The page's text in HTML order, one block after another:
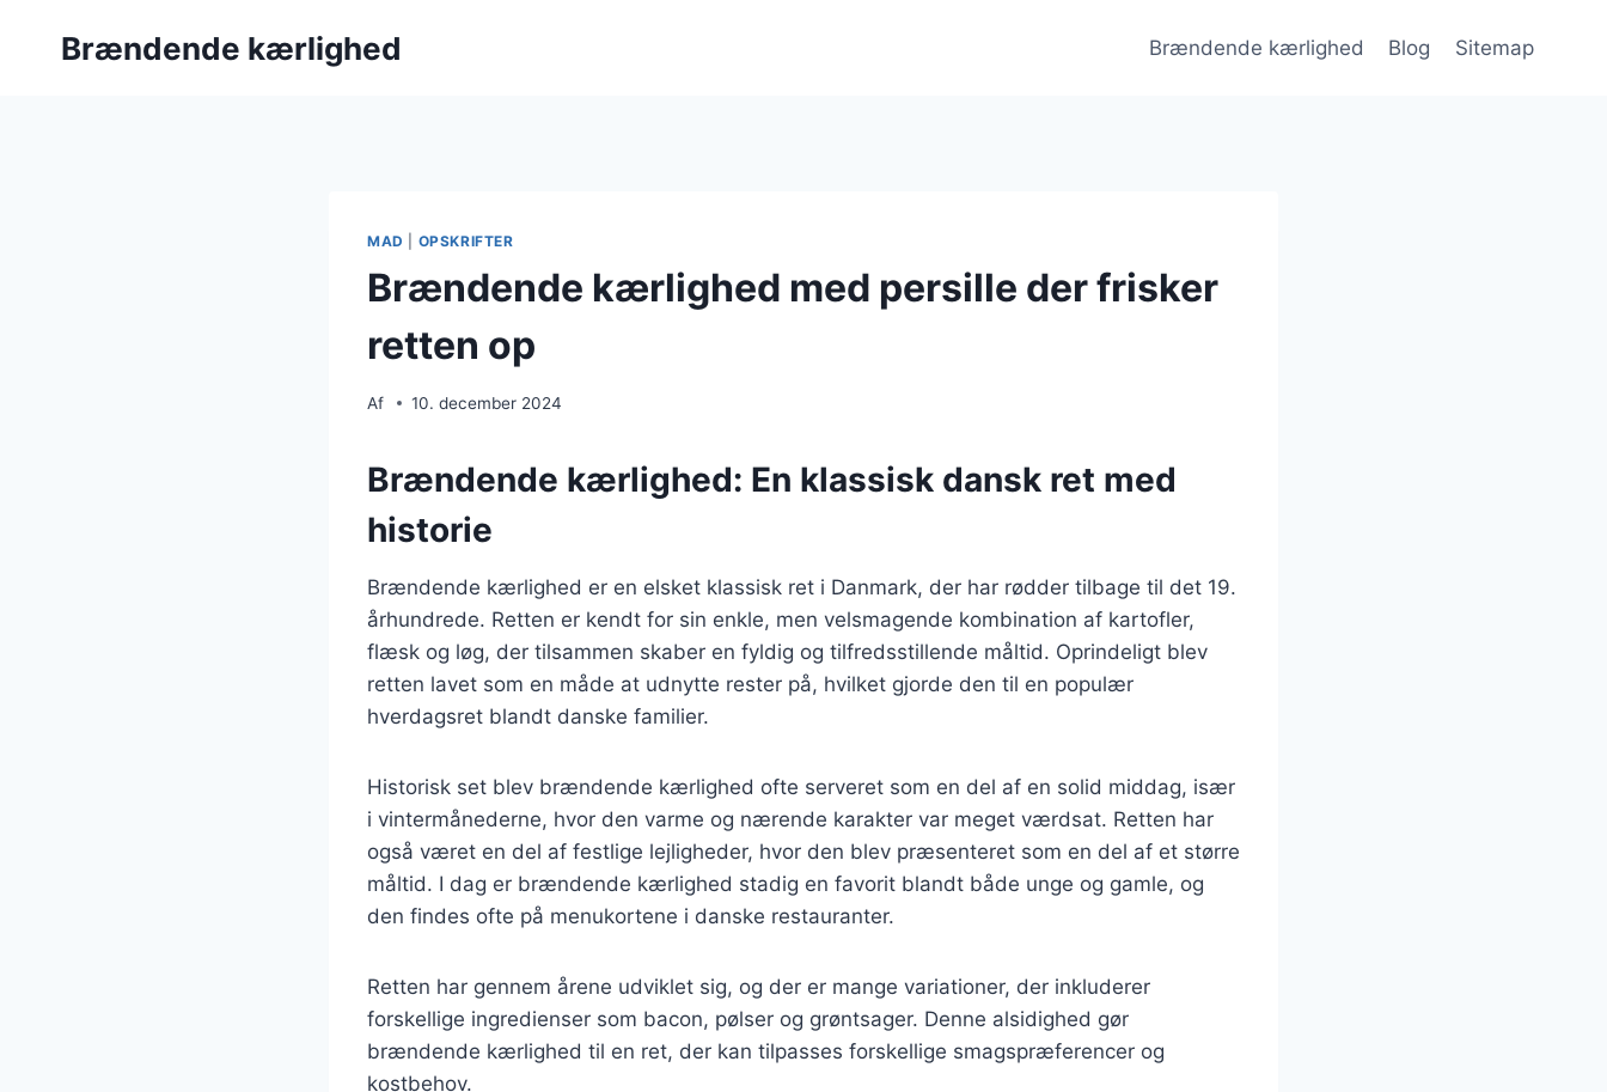
Brændende kærlighed Brændende kærlighed Blog Sitemap
MAD OPSKRIFTER
Brændende kærlighed med persille der frisker
retten op
Af 10. december 2024
Brændende kærlighed: En klassisk dansk ret med
historie
Brændende kærlighed er en elsket klassisk ret i Danmark, der har rødder tilbage til det 19.
århundrede. Retten er kendt for sin enkle, men velsmagende kombination af kartofler,
flæsk og løg, der tilsammen skaber en fyldig og tilfredsstillende måltid. Oprindeligt blev
retten lavet som en måde at udnytte rester på, hvilket gjorde den til en populær
hverdagsret blandt danske familier.
Historisk set blev brændende kærlighed ofte serveret som en del af en solid middag, især
i vintermånederne, hvor den varme og nærende karakter var meget værdsat. Retten har
også været en del af festlige lejligheder, hvor den blev præsenteret som en del af et større
måltid. I dag er brændende kærlighed stadig en favorit blandt både unge og gamle, og
den findes ofte på menukortene i danske restauranter.
Retten har gennem årene udviklet sig, og der er mange variationer, der inkluderer
forskellige ingredienser som bacon, pølser og grøntsager. Denne alsidighed gør
brændende kærlighed til en ret, der kan tilpasses forskellige smagspræferencer og
kostbehov.